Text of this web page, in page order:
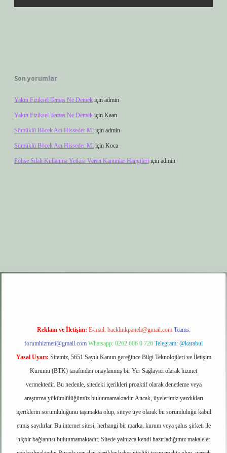
Son yorumlar
Yakın Fiziksel Temas Ne Demek için admin
Yakın Fiziksel Temas Ne Demek için Kaan
Sümüklü Böcek Acı Hisseder Mi için admin
Sümüklü Böcek Acı Hisseder Mi için Koca
Polise Silah Kullanma Yetkisi Veren Kanunlar Hangileri için admin
elexbet giriş
Reklam ve İletişim: E-mail: backlinkpaneli@gmail.com Teams:
forumhizmeti@gmail.com Whatsapp: 0262 606 0 726 Telegram: @karabul
Yasal Uyarı: Sitemiz, 5651 Sayılı Kanun gereğince Bilgi Teknolojileri ve İletişim
Kurumu (BTK) tarafından onaylanmış bir Yer Sağlayıcı olarak hizmet
vermektedir. Bu nedenle, sitedeki içerikleri proaktif olarak denetleme veya
araştırma yükümlülüğümüz bulunmamaktadır. Ancak, üyelerimiz yazdıkları
içeriklerin sorumluluğunu taşımakta olup, siteye üye olarak bu sorumluluğu kabul
etmiş sayılırlar. Bu internet sitesi, herhangi bir marka, kurum veya şahıs şirketi ile
hiçbir bağlantısı bulunmamaktadır. Sitede yalnızca kendi hazırladığımız makaleler